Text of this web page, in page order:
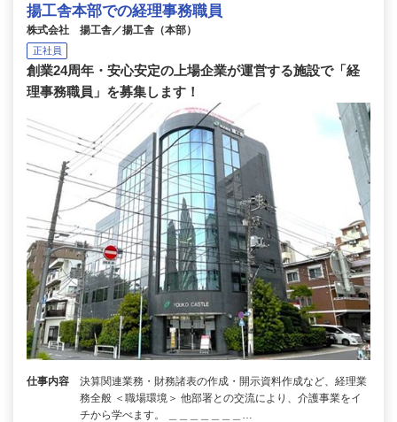
揚工舎本部での経理事務職員
株式会社 揚工舎／揚工舎（本部）
正社員
創業24周年・安心安定の上場企業が運営する施設で「経
理事務職員」を募集します！
仕事内容
決算関連業務・財務諸表の作成・開示資料作成など、経理業
務全般 ＜職場環境＞ 他部署との交流により、介護事業をイ
チから学べます。 ＿＿＿＿＿＿＿…